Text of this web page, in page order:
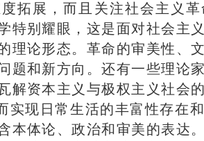
拓展，而且关注社会主义
特别耀眼，这是面对社会主
理论形态。革命的审美性、
题和新方向。还有一些理论
解资本主义与极权主义社会
实现日常生活的丰富性存在
本体论、政治和审美的表达